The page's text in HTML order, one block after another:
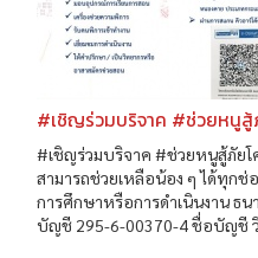
#เชิญร่วมบริจาค #ช่วยหนู
#เชิญร่วมบริจาค #ช่วยหนูสู้ภัย
สามารถช่วยเหลือน้อง ๆ ได้ทุก
การศึกษาหรือการดำเนินงาน ธ
บัญชี 295-6-00370-4 ชื่อบัญชี วิ